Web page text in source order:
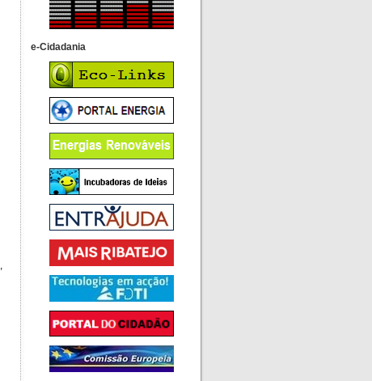
,
e-Cidadania